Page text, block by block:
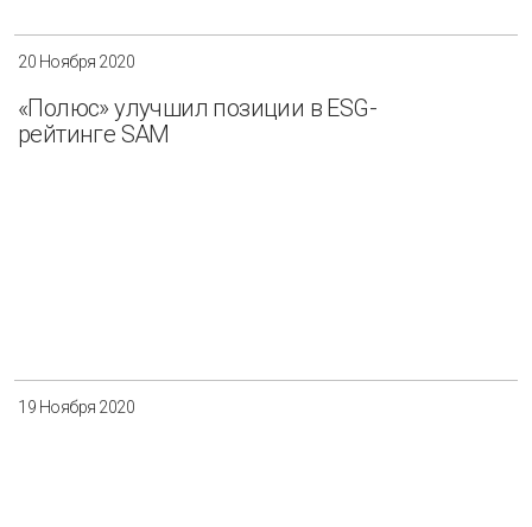
20 Ноября 2020
«Полюс» улучшил позиции в ESG-
рейтинге SAM
19 Ноября 2020